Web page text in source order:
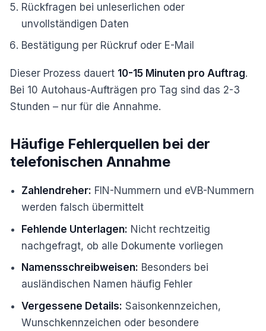
Rückfragen bei unleserlichen oder
unvollständigen Daten
Bestätigung per Rückruf oder E-Mail
Dieser Prozess dauert 10-15 Minuten pro Auftrag.
Bei 10 Autohaus-Aufträgen pro Tag sind das 2-3
Stunden – nur für die Annahme.
Häufige Fehlerquellen bei der
telefonischen Annahme
Zahlendreher: FIN-Nummern und eVB-Nummern
werden falsch übermittelt
Fehlende Unterlagen: Nicht rechtzeitig
nachgefragt, ob alle Dokumente vorliegen
Namensschreibweisen: Besonders bei
ausländischen Namen häufig Fehler
Vergessene Details: Saisonkennzeichen,
Wunschkennzeichen oder besondere